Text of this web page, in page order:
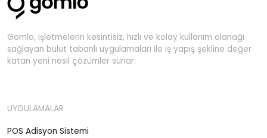
Gomlo, işletmelerin kesintisiz, hızlı ve kolay kullanım olanağı
sağlayan bulut tabanlı uygulamaları ile iş yapış şekline değer
katan yeni nesil çözümler sunar.
UYGULAMALAR
POS Adisyon Sistemi